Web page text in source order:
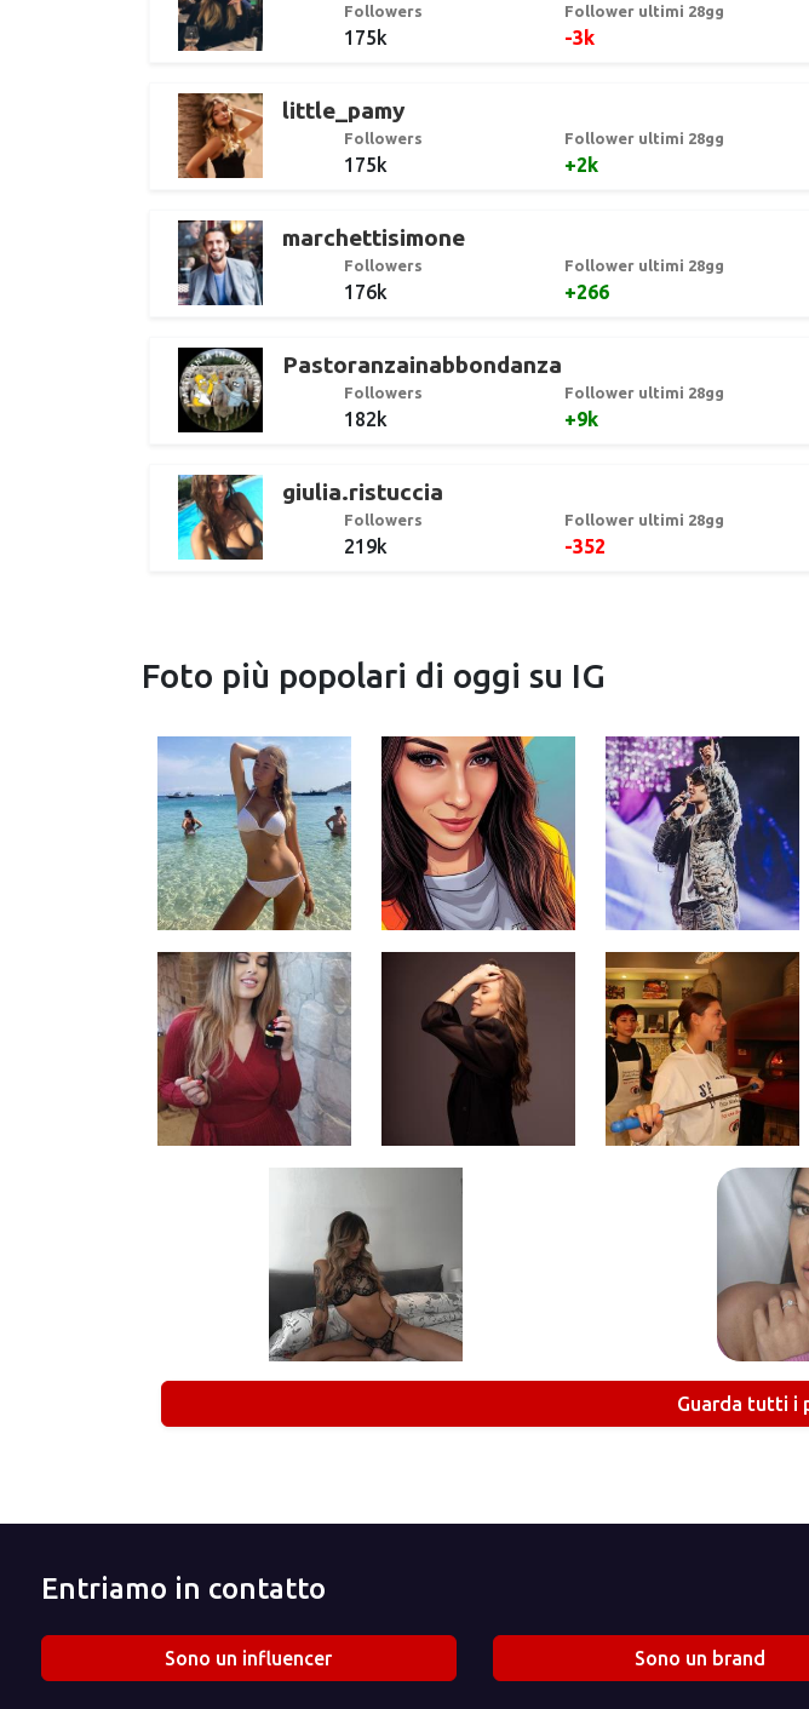
Followers
175k
Follower ultimi 28gg
-3k
little_pamy
Followers
175k
Follower ultimi 28gg
+2k
marchettisimone
Followers
176k
Follower ultimi 28gg
+266
Pastoranzainabbondanza
Followers
182k
Follower ultimi 28gg
+9k
giulia.ristuccia
Followers
219k
Follower ultimi 28gg
-352
Foto più popolari di oggi su IG
Guarda tutti i
Entriamo in contatto
Sono un influencer Sono un brand